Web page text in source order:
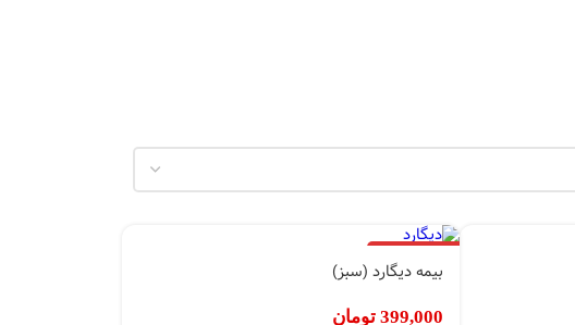
بیمه دیگارد (سبز)
399,000 تومان